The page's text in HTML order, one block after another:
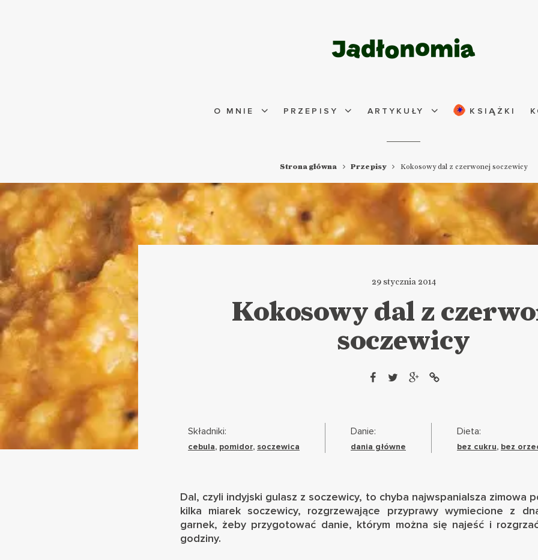
O MNIE PRZEPISY ARTYKUŁY KSIĄŻKI
Strona główna Przepisy Kokosowy dal z czerwonej soczewicy
29 stycznia 2014
Kokosowy dal z
soczewicy
Składniki:
cebula, pomidor, soczewica
Danie:
dania główne
Dieta:
bez cukru, bez
Dal, czyli indyjski gulasz z soczewicy, to chyba najwspanialsza zimowa
kilka miarek soczewicy, rozgrzewające przyprawy wymiecione z
garnek, żeby przygotować danie, którym można się najeść i
godziny.